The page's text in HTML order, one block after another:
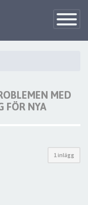
Toggle
MED
FÖR NYA
1 inlägg